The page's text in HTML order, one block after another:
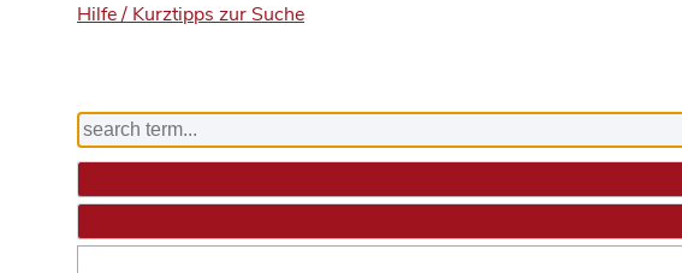
Hilfe / Kurztipps zur Suche